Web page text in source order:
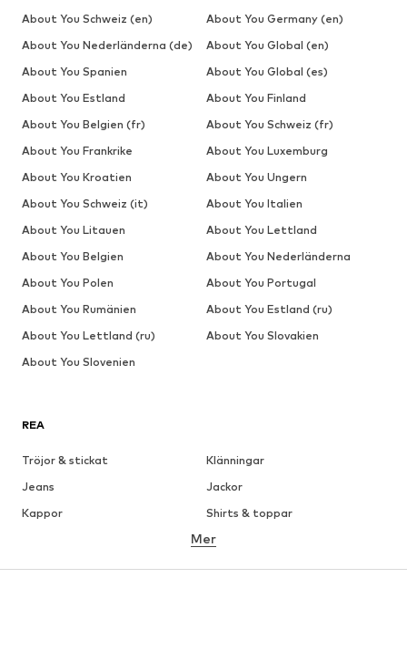
REA
Tröjor & stickat
Klänningar
Jeans
Jackor
Kappor
Shirts & toppar
Underkläder
Mer
About You Schweiz (en)
About You Germany (en)
About You Nederländerna (de)
About You Global (en)
About You Spanien
About You Global (es)
About You Estland
About You Finland
About You Belgien (fr)
About You Schweiz (fr)
About You Frankrike
About You Luxemburg
About You Kroatien
About You Ungern
About You Schweiz (it)
About You Italien
About You Litauen
About You Lettland
About You Belgien
About You Nederländerna
About You Polen
About You Portugal
About You Rumänien
About You Estland (ru)
About You Lettland (ru)
About You Slovakien
About You Slovenien